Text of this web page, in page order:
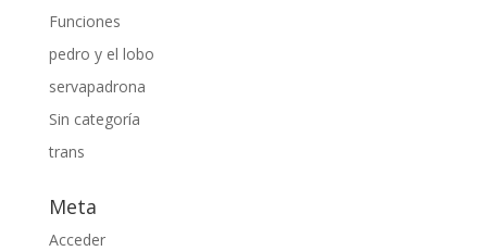
Funciones
pedro y el lobo
servapadrona
Sin categoría
trans
Meta
Acceder